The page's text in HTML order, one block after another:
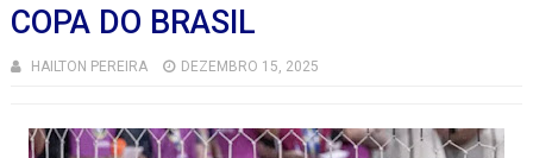
COPA DO BRASIL
HAILTON PEREIRA DEZEMBRO 15, 2025